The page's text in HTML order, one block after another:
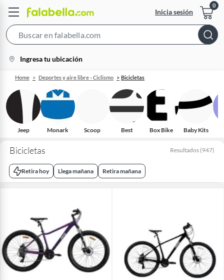
Inicia sesión
Bar
location-
icon
Ingresa tu ubicación
Home Deportes y aire libre - Ciclismo Bicicletas
Jeep Monark Scoop Best Box Bike Baby Kits
Bicicletas Resultados (947)
Retira hoy Llega mañana Retira mañana